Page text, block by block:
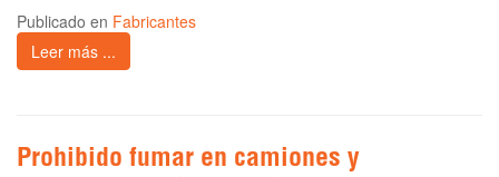
Publicado en Fabricantes
Leer más ...
Prohibido fumar en camiones y